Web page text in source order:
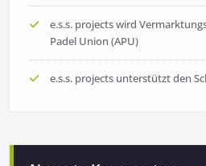
e.s.s. projects wird
Padel Union (APU)
e.s.s. projects unterstützt den